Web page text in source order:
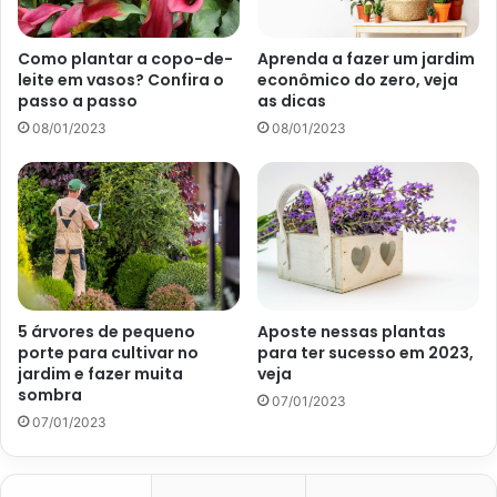
Publicação do site vivadecora.com.br sobre flores da primavera –
Imagem portal Viva Decora
Fornecer bastante iluminação e ventilação, por exemplo, é
fundamental para que a espécie consiga florescer. Além
disso, adubar antes da época de produção das flores vai
abastecer a planta dos nutrientes necessários para que
ela dê vida a essas estruturas. A seguir, o sitePortal
Como plantar a copo-de-
leite em vasos? Confira o
passo a passo
08/01/2023
Aprenda a fazer um jardim
econômico do zero, veja
as dicas
08/01/2023
5 árvores de pequeno
porte para cultivar no
jardim e fazer muita
sombra
07/01/2023
Aposte nessas plantas
para ter sucesso em 2023,
veja
07/01/2023